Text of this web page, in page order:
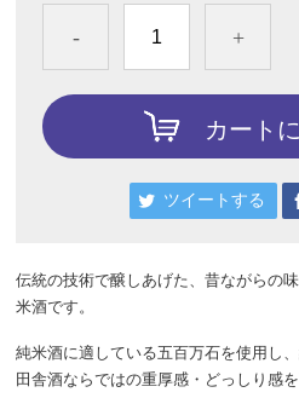
- +
カート
ツイートする
伝統の技術で醸しあげた、昔ながらの
米酒です。
純米酒に適している五百万石を使用し
田舎酒ならではの重厚感・どっしり感を